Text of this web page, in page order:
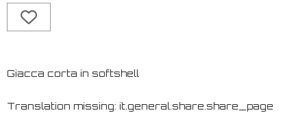
Giacca corta in softshell
Translation missing: it.general.share.share_page